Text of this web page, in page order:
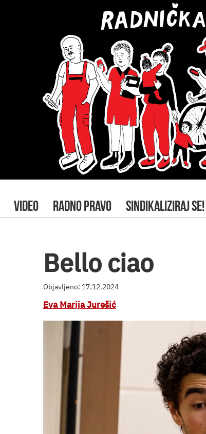
VIDEO RADNO PRAVO SINDIKALIZIRAJ SE!
Bello ciao
Objavljeno: 17.12.2024
Eva Marija Jurešić